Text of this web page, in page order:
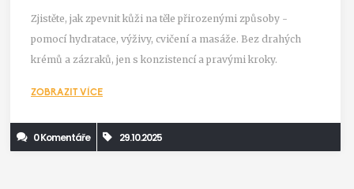
Zjistěte, jak zpevnit kůži na těle přirozenými způsoby -
pomocí hydratace, výživy, cvičení a masáže. Bez drahých
krémů a zázraků, jen s konzistencí a pravými kroky.
ZOBRAZIT VÍCE
0 Komentáře 29.10.2025